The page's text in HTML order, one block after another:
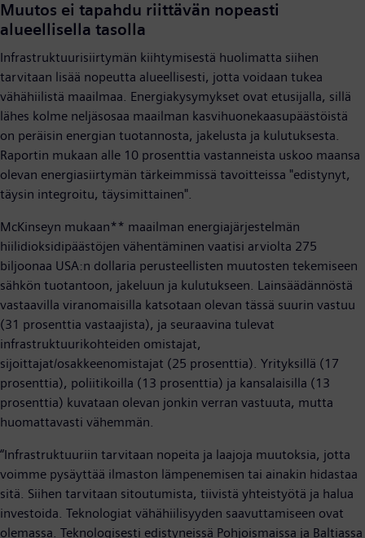
Muutos ei tapahdu riittävän nopeasti
alueellisella tasolla
Infrastruktuurisiirtymän kiihtymisestä huolimatta siihen
tarvitaan lisää nopeutta alueellisesti, jotta voidaan tukea
vähähiilistä maailmaa. Energiakysymykset ovat etusijalla, sillä
lähes kolme neljäsosaa maailman kasvihuonekaasupäästöistä
on peräisin energian tuotannosta, jakelusta ja kulutuksesta.
Raportin mukaan alle 10 prosenttia vastanneista uskoo maansa
olevan energiasiirtymän tärkeimmissä tavoitteissa "edistynyt,
täysin integroitu, täysimittainen".
McKinseyn mukaan** maailman energiajärjestelmän
hiilidioksidipäästöjen vähentäminen vaatisi arviolta 275
biljoonaa USA:n dollaria perusteellisten muutosten tekemiseen
sähkön tuotantoon, jakeluun ja kulutukseen. Lainsäädännöstä
vastaavilla viranomaisilla katsotaan olevan tässä suurin vastuu
(31 prosenttia vastaajista), ja seuraavina tulevat
infrastruktuurikohteiden omistajat,
sijoittajat/osakkeenomistajat (25 prosenttia). Yrityksillä (17
prosenttia), poliitikoilla (13 prosenttia) ja kansalaisilla (13
prosenttia) kuvataan olevan jonkin verran vastuuta, mutta
huomattavasti vähemmän.
“Infrastruktuuriin tarvitaan nopeita ja laajoja muutoksia, jotta
voimme pysäyttää ilmaston lämpenemisen tai ainakin hidastaa
sitä. Siihen tarvitaan sitoutumista, tiivistä yhteistyötä ja halua
investoida. Teknologiat vähähiilisyyden saavuttamiseen ovat
olemassa. Teknologisesti edistyneissä Pohjoismaissa ja Baltiassa